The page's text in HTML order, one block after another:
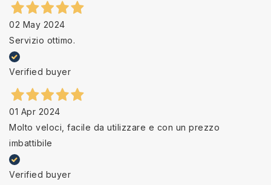
02 May 2024
Servizio ottimo.
Verified buyer
01 Apr 2024
Molto veloci, facile da utilizzare e con un prezzo
imbattibile
Verified buyer